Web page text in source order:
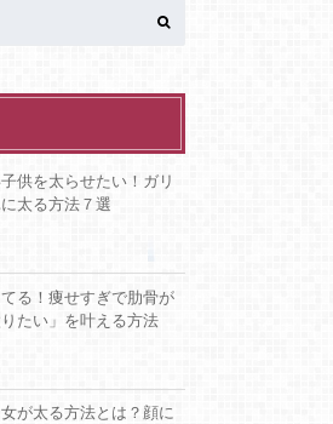
供を太らせたい！ガリ
太る方法７選
る！痩せすぎで肋骨が
たい」を叶える方法
が太る方法とは？顔に